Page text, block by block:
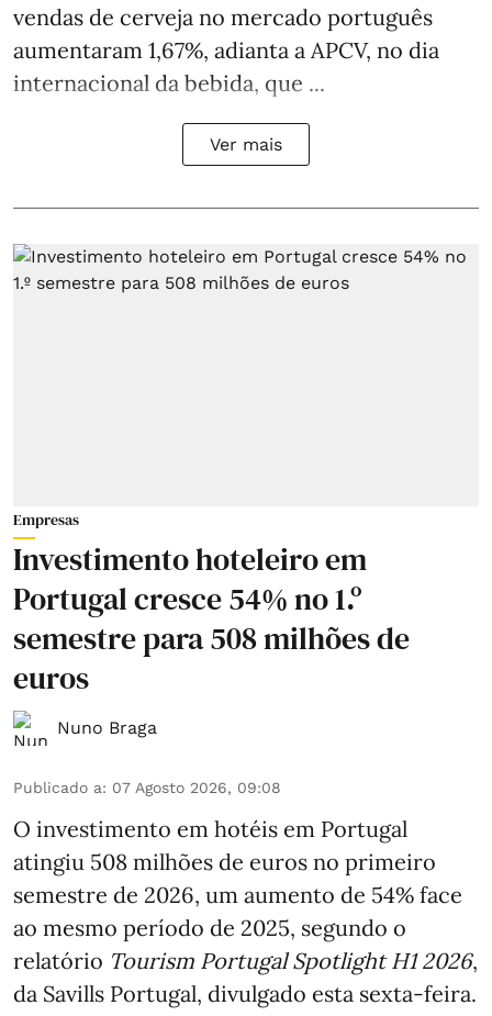
vendas de cerveja no mercado português
aumentaram 1,67%, adianta a APCV, no dia
internacional da bebida, que ...
Ver mais
Empresas
Investimento hoteleiro em
Portugal cresce 54% no 1.º
semestre para 508 milhões de
euros
Nuno Braga
Publicado a: 07 Agosto 2026, 09:08
O investimento em hotéis em Portugal
atingiu 508 milhões de euros no primeiro
semestre de 2026, um aumento de 54% face
ao mesmo período de 2025, segundo o
relatório Tourism Portugal Spotlight H1 2026,
da Savills Portugal, divulgado esta sexta-feira.